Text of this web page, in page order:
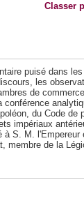
Classer
puisé dans
les
de
du Code de
impériaux
à S. M. l'Empereur
membre de la